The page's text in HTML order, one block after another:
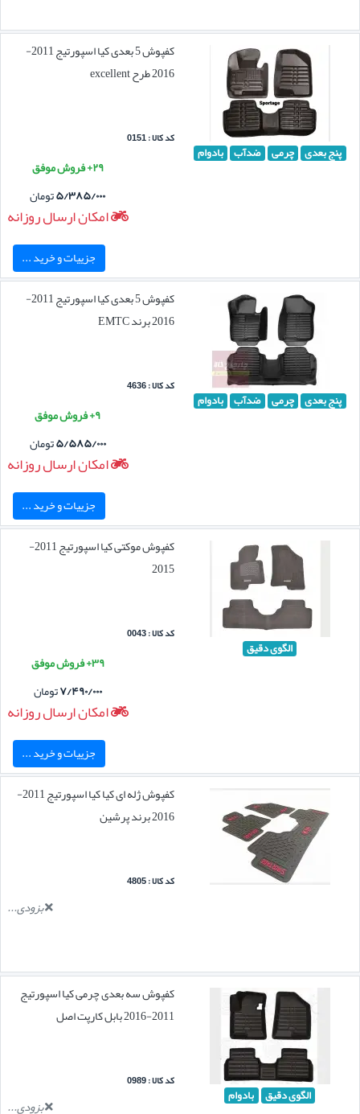
پنج بعدی چرمی ضدآب بادوام
کفپوش 5 بعدی کیا اسپورتیج 2011-
2016 طرح excellent
کد کالا : 0151
۲۹+ فروش موفق
۵/۳۸۵/۰۰۰تومان
امکان ارسال روزانه
جزییات و خرید ...
پنج بعدی چرمی ضدآب بادوام
کفپوش 5 بعدی کیا اسپورتیج 2011-
2016 برند EMTC
کد کالا : 4636
۹+ فروش موفق
۵/۵۸۵/۰۰۰تومان
امکان ارسال روزانه
جزییات و خرید ...
الگوی دقیق
کفپوش موکتی کیا اسپورتیج 2011-
2015
کد کالا : 0043
۳۹+ فروش موفق
۷/۴۹۰/۰۰۰تومان
امکان ارسال روزانه
جزییات و خرید ...
کفپوش ژله ای کیا کیا اسپورتیج 2011-
2016 برند پرشین
کد کالا : 4805
بزودی...
الگوی دقیق بادوام
کفپوش سه بعدی چرمی کیا اسپورتیج
2011-2016 بابل کارپت اصل
کد کالا : 0989
بزودی...